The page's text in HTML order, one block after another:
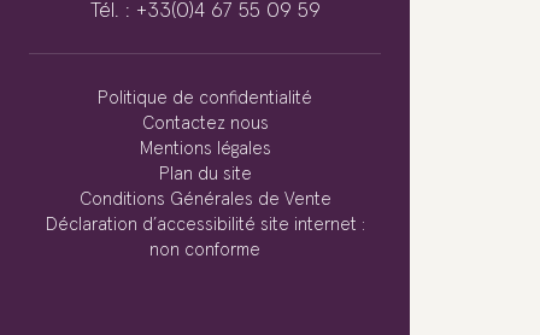
Tél. : +33(0)4 67 55 09 59
Politique de confidentialité
Contactez nous
Mentions légales
Plan du site
Conditions Générales de Vente
Déclaration d’accessibilité site internet :
non conforme